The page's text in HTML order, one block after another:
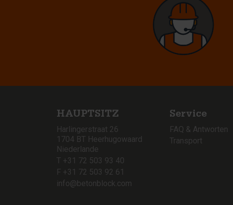
HAUPTSITZ
Harlingerstraat 26
1704 BT Heerhugowaard
Niederlande
T +31 72 503 93 40
F +31 72 503 92 61
info@betonblock.com
Service
FAQ & Antworten
Transport